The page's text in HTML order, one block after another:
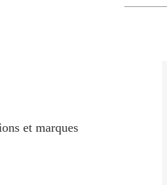
et marques